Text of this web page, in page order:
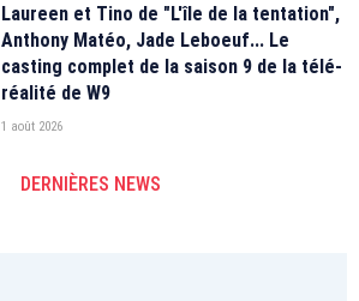
Laureen et Tino de "L'île de la tentation",
Anthony Matéo, Jade Leboeuf... Le
casting complet de la saison 9 de la télé-
réalité de W9
1 août 2026
DERNIÈRES NEWS